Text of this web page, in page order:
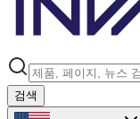
검색